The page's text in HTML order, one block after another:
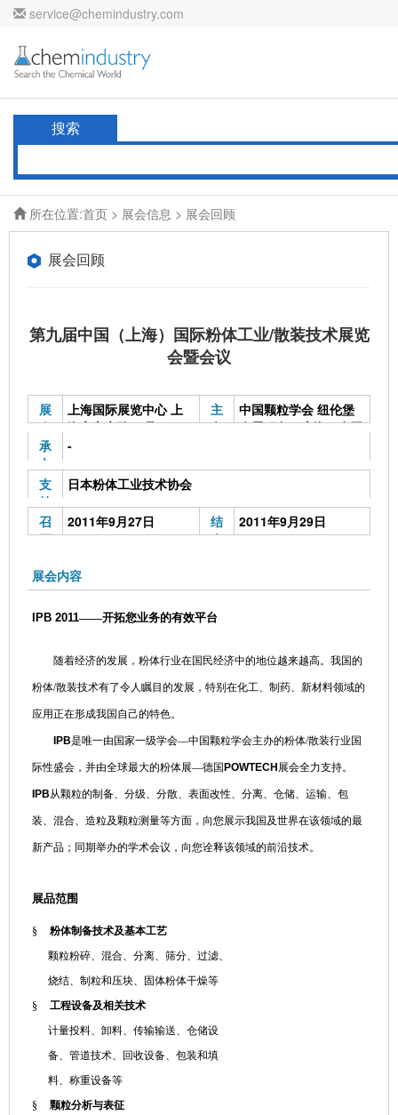
service@chemindustry.com
搜索
所在位置:首页 > 展会信息 > 展会回顾
展会回顾
第九届中国（上海）国际粉体工业/散装技术展览
会暨会议
展
会
地
点
上海国际展览中心 上
海市兴义路77号
主
办
中国颗粒学会 纽伦堡
会展服务（上海）有限
承
办
单
位
-
支
持
单
位
日本粉体工业技术协会
召
开
间
2011年9月27日
结
束
2011年9月29日
展会内容
IPB 2011——开拓您业务的有效平台
随着经济的发展，粉体行业在国民经济中的地位越来越高。 我国的
粉体/散装技术有了令人瞩目的发展 ， 特别在化工、制药、新材料领域的
应用正在形成我国自己的特色。
IPB是唯一由国家一级学会—中国颗粒学会主办的粉体/散装行业国
际性盛会，并由全球最大的粉体展—德国 POWTECH 展会全力支持。
IPB从颗粒的制备、分级、分散、表面改性、分离、仓储、运输、包
装、混合、造粒及颗粒测量等方面，向您展示我国及世界在该领域的最
新产品；同期举办的学术会议，向您诠释该领域的前沿技术。
展品范围
§
粉体制备技术及基本工艺
颗粒粉碎、混合、分离、筛分、过滤、
烧结、制粒和压块、固体粉体干燥等
§
工程设备及相关技术
计量投料、卸料、传输输送、仓储设
备、管道技术、回收设备、包装和填
料、称重设备等
§
颗粒分析与表征